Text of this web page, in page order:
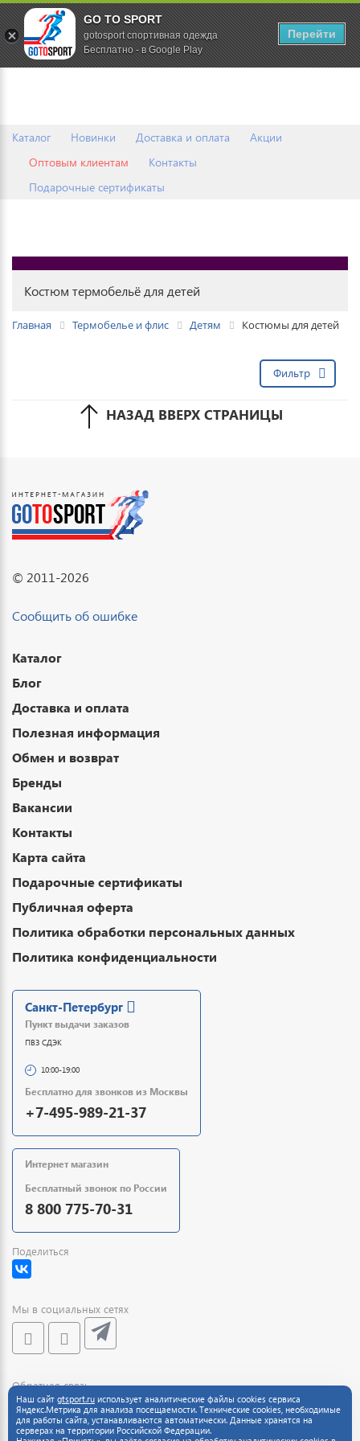
Каталог Новинки Доставка и оплата
Акции
Оптовым клиентам
Контакты
Подарочные сертификаты
0
Костюм термобельё для детей
Главная Термобелье и флис Детям Костюмы для детей
Фильтр
НАЗАД ВВЕРХ СТРАНИЦЫ
© 2011-2026
Сообщить об ошибке
Каталог
Блог
Доставка и оплата
Полезная информация
Обмен и возврат
Бренды
Вакансии
Контакты
Карта сайта
Подарочные сертификаты
Публичная оферта
Политика обработки персональных данных
Политика конфиденциальности
Санкт-Петербург
Пункт выдачи заказов
ПВЗ СДЭК
10:00-19:00
Бесплатно для звонков из Москвы
+7-495-989-21-37
Интернет магазин
Бесплатный звонок по России
8 800 775-70-31
Поделиться
Мы в социальных сетях
Обратная связь
Наш сайт gtsport.ru использует аналитические файлы cookies сервиса
Яндекс.Метрика для анализа посещаемости. Технические cookies, необходимые
для работы сайта, устанавливаются автоматически. Данные хранятся на
серверах на территории Российской Федерации.
GO TO SPORT
gotosport спортивная одежда
Бесплатно - в Google Play
Перейти